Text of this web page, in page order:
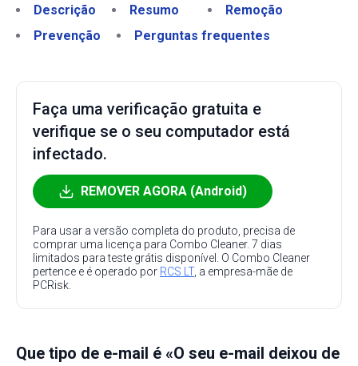
Descrição
Resumo
Remoção
Prevenção
Perguntas frequentes
Faça uma verificação gratuita e
verifique se o seu computador está
infectado.
REMOVER AGORA (Android)
Para usar a versão completa do produto, precisa de
comprar uma licença para Combo Cleaner. 7 dias
limitados para teste grátis disponível. O Combo Cleaner
pertence e é operado por RCS LT, a empresa-mãe de
PCRisk.
Que tipo de e-mail é «O seu e-mail deixou de